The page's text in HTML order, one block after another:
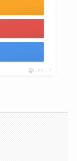
ポチップ